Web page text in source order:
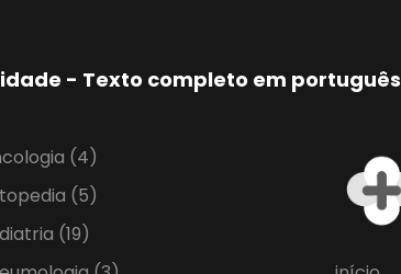
- Texto completo em português
(4)
(5)
(19)